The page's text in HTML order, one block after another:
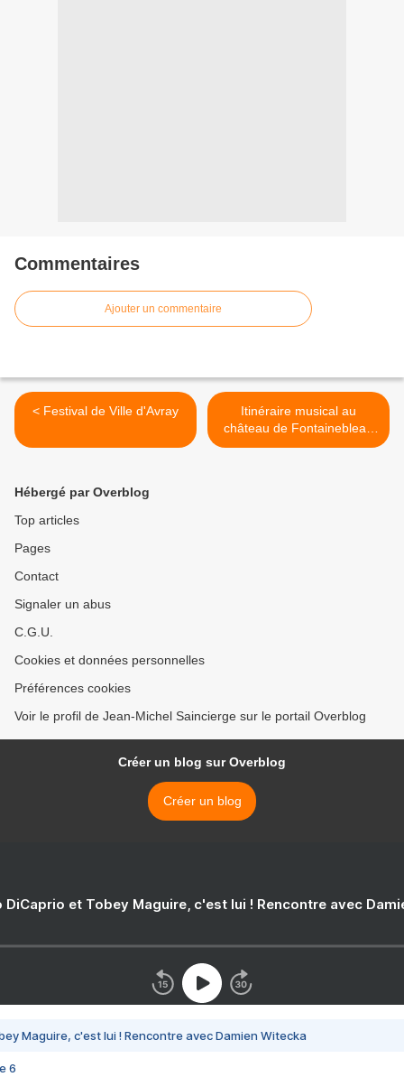
Commentaires
Ajouter un commentaire
< Festival de Ville d'Avray
Itinéraire musical au
château de Fontainebleau
le 3 Juin >
Hébergé par Overblog
Top articles
Pages
Contact
Signaler un abus
C.G.U.
Cookies et données personnelles
Préférences cookies
Voir le profil de Jean-Michel Saincierge sur le portail Overblog
Créer un blog sur Overblog
Créer un blog
DiCaprio et Tobey Maguire, c'est lui ! Rencontre avec
Maguire, c'est lui ! Rencontre avec Damien Witecka
6